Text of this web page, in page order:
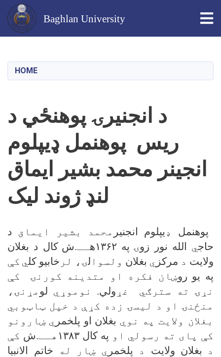
content
Baghlan University
HOME
د انجنیرۍ پوهنځي د
ریس پوهنمل ډیپلوم
انجینر محمد بشیر ایماق
لنډ ژوند لیک
پوهنمل ډ یپلوم انجنیر محمد بشیر ایماق د
حاجي الله نور زوۍ په ۱۳۶۲ه ــ.ش کال د بغلان
ولایت د مرکز ي بغلان ولسوا لۍ، لر خابیو کلي کې
په یو روښان فکره او متدینه کورنۍ کې
نړۍ ته سترګي غړ ولي. نوموړي لو مړنۍ،
منځنۍ او د لیسۍ زده کړې د خپل ټاټوبي
بغلان ولایت په
نوي بغلان او پلخمر ي ښارونو
کې پای ته رسولي او په کال ۱۳۸۳ هــ.ش کې
د
بغلان ولایت د پلخمر ي ښار له
خاتم الانبیا